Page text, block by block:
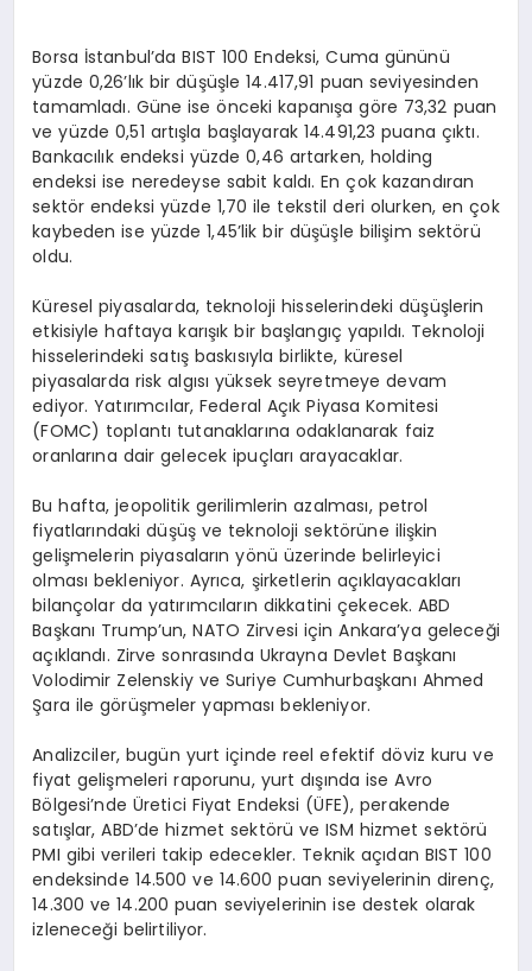
Borsa İstanbul’da BIST 100 Endeksi, Cuma gününü
yüzde 0,26’lık bir düşüşle 14.417,91 puan seviyesinden
tamamladı. Güne ise önceki kapanışa göre 73,32 puan
ve yüzde 0,51 artışla başlayarak 14.491,23 puana çıktı.
Bankacılık endeksi yüzde 0,46 artarken, holding
endeksi ise neredeyse sabit kaldı. En çok kazandıran
sektör endeksi yüzde 1,70 ile tekstil deri olurken, en çok
kaybeden ise yüzde 1,45’lik bir düşüşle bilişim sektörü
oldu.
Küresel piyasalarda, teknoloji hisselerindeki düşüşlerin
etkisiyle haftaya karışık bir başlangıç yapıldı. Teknoloji
hisselerindeki satış baskısıyla birlikte, küresel
piyasalarda risk algısı yüksek seyretmeye devam
ediyor. Yatırımcılar, Federal Açık Piyasa Komitesi
(FOMC) toplantı tutanaklarına odaklanarak faiz
oranlarına dair gelecek ipuçları arayacaklar.
Bu hafta, jeopolitik gerilimlerin azalması, petrol
fiyatlarındaki düşüş ve teknoloji sektörüne ilişkin
gelişmelerin piyasaların yönü üzerinde belirleyici
olması bekleniyor. Ayrıca, şirketlerin açıklayacakları
bilançolar da yatırımcıların dikkatini çekecek. ABD
Başkanı Trump’un, NATO Zirvesi için Ankara’ya geleceği
açıklandı. Zirve sonrasında Ukrayna Devlet Başkanı
Volodimir Zelenskiy ve Suriye Cumhurbaşkanı Ahmed
Şara ile görüşmeler yapması bekleniyor.
Analizciler, bugün yurt içinde reel efektif döviz kuru ve
fiyat gelişmeleri raporunu, yurt dışında ise Avro
Bölgesi’nde Üretici Fiyat Endeksi (ÜFE), perakende
satışlar, ABD’de hizmet sektörü ve ISM hizmet sektörü
PMI gibi verileri takip edecekler. Teknik açıdan BIST 100
endeksinde 14.500 ve 14.600 puan seviyelerinin direnç,
14.300 ve 14.200 puan seviyelerinin ise destek olarak
izleneceği belirtiliyor.